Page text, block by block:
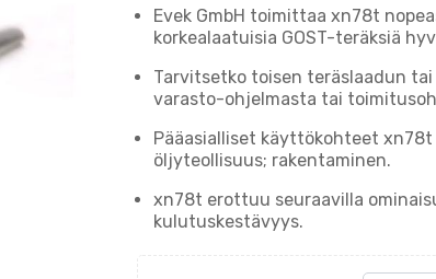
Evek GmbH toimittaa xn78t
korkealaatuisia GOST-teräksiä
Tarvitsetko toisen teräslaadun
varasto-ohjelmasta tai
Pääasialliset käyttökohteet
öljyteollisuus; rakentaminen.
xn78t erottuu seuraavilla
kulutuskestävyys.